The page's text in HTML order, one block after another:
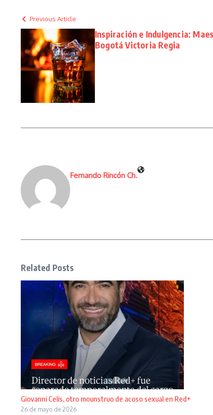
Previous Article
Inspiración e Indulgencia:
Bogotá Victoria Regia
Fernando Rincón Ch.
Related Posts
Giovanni Celis, otro mounstruo de acoso sexual en Red+
26 de mayo de 2026